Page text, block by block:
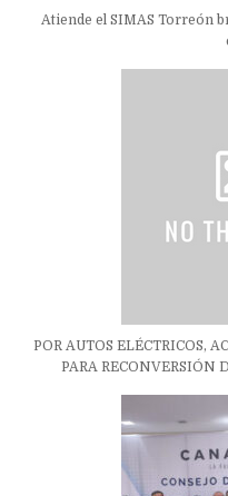
Atiende el SIMAS Torreón
POR AUTOS ELÉCTRICOS,
PARA RECONVERSIÓN